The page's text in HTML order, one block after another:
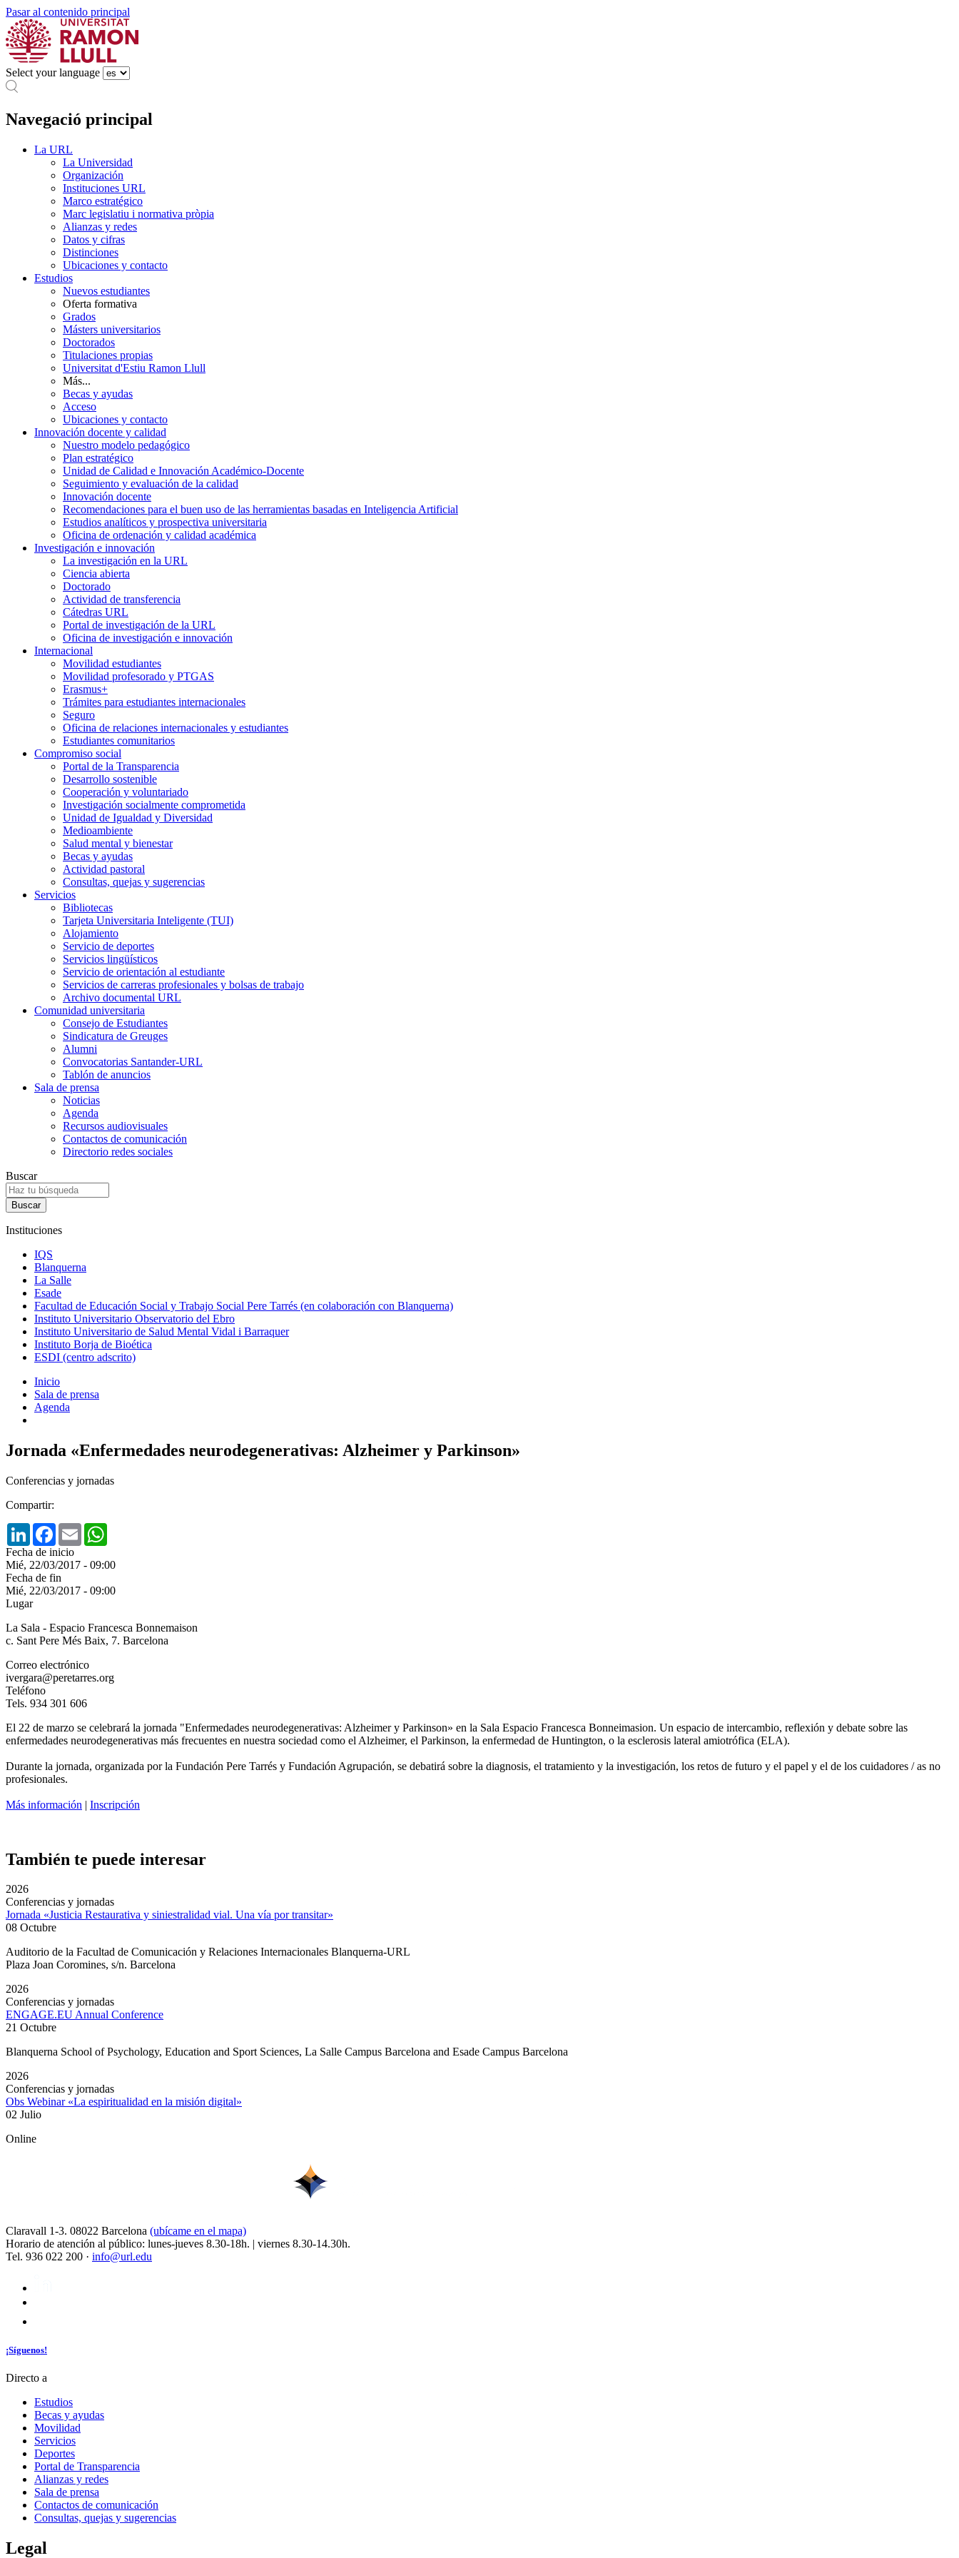
Pasar al contenido principal
Select your language
Navegació principal
La URL
La Universidad
Organización
Instituciones URL
Marco estratégico
Marc legislatiu i normativa pròpia
Alianzas y redes
Datos y cifras
Distinciones
Ubicaciones y contacto
Estudios
Nuevos estudiantes
Oferta formativa
Grados
Másters universitarios
Doctorados
Titulaciones propias
Universitat d'Estiu Ramon Llull
Más...
Becas y ayudas
Acceso
Ubicaciones y contacto
Innovación docente y calidad
Nuestro modelo pedagógico
Plan estratégico
Unidad de Calidad e Innovación Académico-Docente
Seguimiento y evaluación de la calidad
Innovación docente
Recomendaciones para el buen uso de las herramientas basadas en Inteligencia Artificial
Estudios analíticos y prospectiva universitaria
Oficina de ordenación y calidad académica
Investigación e innovación
La investigación en la URL
Ciencia abierta
Doctorado
Actividad de transferencia
Cátedras URL
Portal de investigación de la URL
Oficina de investigación e innovación
Internacional
Movilidad estudiantes
Movilidad profesorado y PTGAS
Erasmus+
Trámites para estudiantes internacionales
Seguro
Oficina de relaciones internacionales y estudiantes
Estudiantes comunitarios
Compromiso social
Portal de la Transparencia
Desarrollo sostenible
Cooperación y voluntariado
Investigación socialmente comprometida
Unidad de Igualdad y Diversidad
Medioambiente
Salud mental y bienestar
Becas y ayudas
Actividad pastoral
Consultas, quejas y sugerencias
Servicios
Bibliotecas
Tarjeta Universitaria Inteligente (TUI)
Alojamiento
Servicio de deportes
Servicios lingüísticos
Servicio de orientación al estudiante
Servicios de carreras profesionales y bolsas de trabajo
Archivo documental URL
Comunidad universitaria
Consejo de Estudiantes
Sindicatura de Greuges
Alumni
Convocatorias Santander-URL
Tablón de anuncios
Sala de prensa
Noticias
Agenda
Recursos audiovisuales
Contactos de comunicación
Directorio redes sociales
Buscar
Instituciones
IQS
Blanquerna
La Salle
Esade
Facultad de Educación Social y Trabajo Social Pere Tarrés (en colaboración con Blanquerna)
Instituto Universitario Observatorio del Ebro
Instituto Universitario de Salud Mental Vidal i Barraquer
Instituto Borja de Bioética
ESDI (centro adscrito)
Inicio
Sala de prensa
Agenda
Jornada «Enfermedades neurodegenerativas: Alzheimer y Parkinson»
Conferencias y jornadas
Compartir:
LinkedInFacebook
Email
Fecha de inicio
Mié, 22/03/2017 - 09:00
Fecha de fin
Mié, 22/03/2017 - 09:00
Lugar
La Sala - Espacio Francesca Bonnemaison
c. Sant Pere Més Baix, 7. Barcelona
Correo electrónico
ivergara@peretarres.org
Teléfono
Tels. 934 301 606
El 22 de marzo se celebrará la jornada "Enfermedades neurodegenerativas: Alzheimer y Parkinson» en la Sala Espacio Francesca Bonneimasion. Un espacio de intercambio, reflexión y debate sobre las
enfermedades neurodegenerativas más frecuentes en nuestra sociedad como el Alzheimer, el Parkinson, la enfermedad de Huntington, o la esclerosis lateral amiotrófica (ELA).
Durante la jornada, organizada por la Fundación Pere Tarrés y Fundación Agrupación, se debatirá sobre la diagnosis, el tratamiento y la investigación, los retos de futuro y el papel y el de los cuidadores / as no
profesionales.
Más información | Inscripción
También te puede interesar
2026
Conferencias y jornadas
Jornada «Justicia Restaurativa y siniestralidad vial. Una vía por transitar»
08 Octubre
Auditorio de la Facultad de Comunicación y Relaciones Internacionales Blanquerna-URL
Plaza Joan Coromines, s/n. Barcelona
2026
Conferencias y jornadas
ENGAGE.EU Annual Conference
21 Octubre
Blanquerna School of Psychology, Education and Sport Sciences, La Salle Campus Barcelona and Esade Campus Barcelona
2026
Conferencias y jornadas
Obs Webinar «La espiritualidad en la misión digital»
02 Julio
Online
Claravall 1-3. 08022 Barcelona (ubícame en el mapa)
Horario de atención al público: lunes-jueves 8.30-18h. | viernes 8.30-14.30h.
Tel. 936 022 200 · info@url.edu
¡Síguenos!
Directo a
Estudios
Becas y ayudas
Movilidad
Servicios
Deportes
Portal de Transparencia
Alianzas y redes
Sala de prensa
Contactos de comunicación
Consultas, quejas y sugerencias
Legal